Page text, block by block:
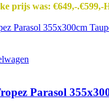
prijs was: €649,-.€599,-
Parasol